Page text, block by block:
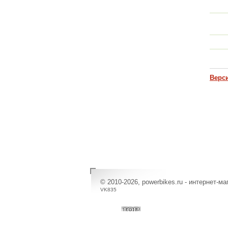
© 2010-2026, powerbikes.ru - интернет-
VK835